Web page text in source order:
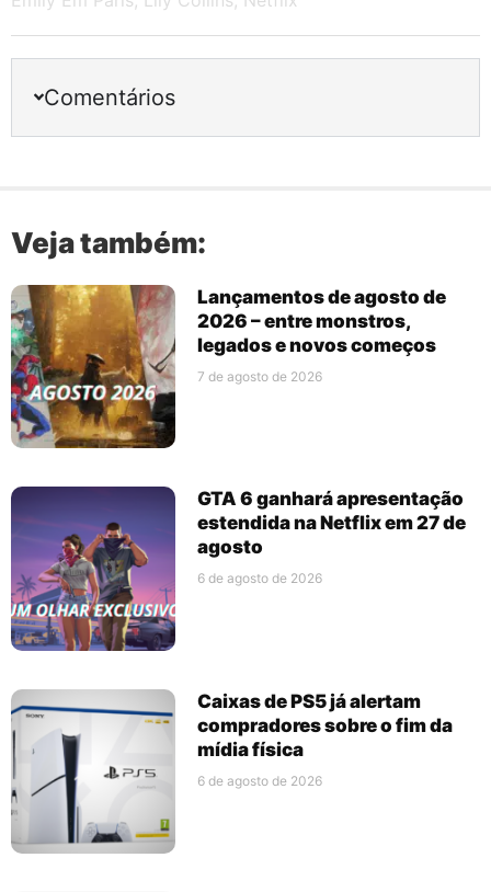
Comentários
Veja também:
Lançamentos de agosto de
2026 – entre monstros,
legados e novos começos
7 de agosto de 2026
GTA 6 ganhará apresentação
estendida na Netflix em 27 de
agosto
6 de agosto de 2026
Caixas de PS5 já alertam
compradores sobre o fim da
mídia física
6 de agosto de 2026